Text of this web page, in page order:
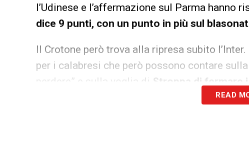
l’Udinese e l’affermazione sul Parma hanno
dice 9 punti, con un punto in più sul
Il Crotone però trova alla ripresa subito
per i calabresi che però possono contare
perdere” e sulla voglia di
Stroppa di fermare
cresciuto nel vivaio del Milan e la voglia di
READ